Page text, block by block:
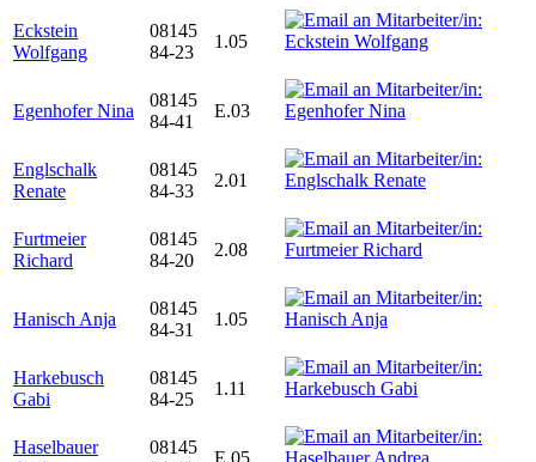
Eckstein
Wolfgang
08145
84-23
1.05
Egenhofer Nina
08145
84-41
E.03
Englschalk
Renate
08145
84-33
2.01
Furtmeier
Richard
08145
84-20
2.08
Hanisch Anja
08145
84-31
1.05
Harkebusch
Gabi
08145
84-25
1.11
Haselbauer
08145